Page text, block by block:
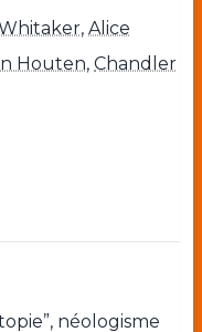
, Alice
Houten, Chandler
néologisme